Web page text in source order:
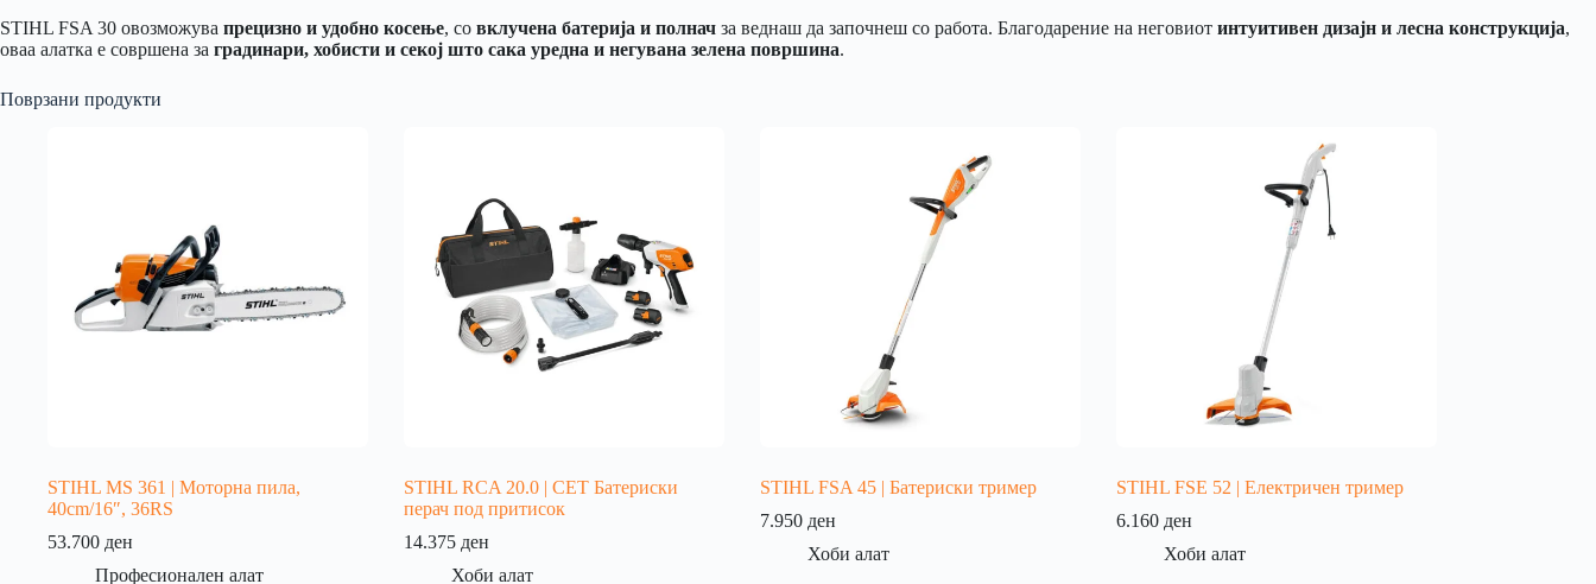
STIHL FSA 30 овозможува прецизно и удобно косење, со вклучена батерија и полнач за веднаш да започнеш со работа. Благодарение на неговиот интуитивен дизајн и лесна конструкција,
оваа алатка е совршена за градинари, хобисти и секој што сака уредна и негувана зелена површина.
Поврзани продукти
STIHL MS 361 | Моторна пила,
40cm/16″, 36RS
53.700 ден
Професионален алат
STIHL RCA 20.0 | СЕТ Батериски
перач под притисок
14.375 ден
Хоби алат
STIHL FSA 45 | Батериски тример
7.950 ден
Хоби алат
STIHL FSE 52 | Електричен тример
6.160 ден
Хоби алат